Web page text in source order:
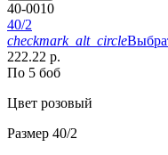
40-0010
40/2
checkmark_alt_circle
222.22 р.
По 5 боб
Цвет розовый
Размер 40/2